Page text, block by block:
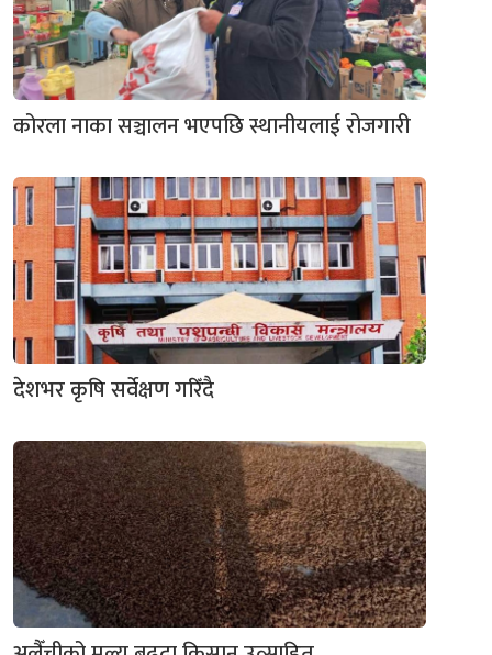
कोरला नाका सञ्चालन भएपछि स्थानीयलाई रोजगारी
देशभर कृषि सर्वेक्षण गरिँदै